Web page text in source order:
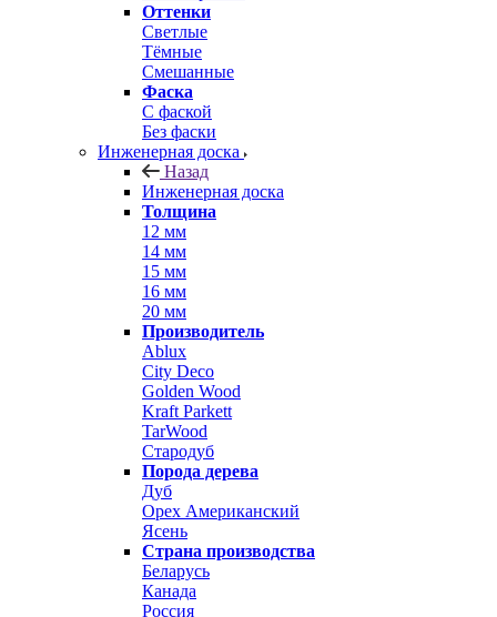
Оттенки
Светлые
Тёмные
Смешанные
Фаска
С фаской
Без фаски
Инженерная доска
Назад
Инженерная доска
Толщина
12 мм
14 мм
15 мм
16 мм
20 мм
Производитель
Ablux
City Deco
Golden Wood
Kraft Parkett
TarWood
Стародуб
Порода дерева
Дуб
Орех Американский
Ясень
Страна производства
Беларусь
Канада
Россия